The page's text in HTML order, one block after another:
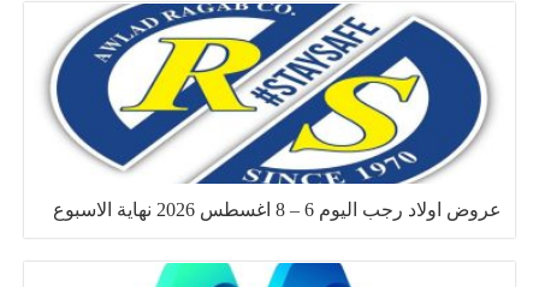
عروض اولاد رجب اليوم 6 – 8 اغسطس 2026 نهاية الاسبوع